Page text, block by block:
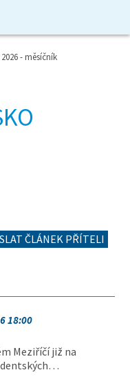
2026 - měsíčník
ČLÁNEK PŘÍTELI
18:00
Meziříčí již na